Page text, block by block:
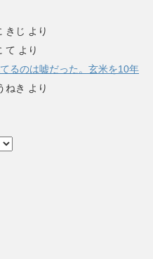
きじ より
て より
るのは嘘だった。玄米を10年
ねき より